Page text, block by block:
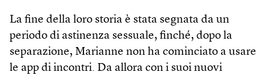
La fine della loro storia è stata segnata da un
periodo di astinenza sessuale, finché, dopo la
separazione, Marianne non ha cominciato a usare
le app di incontri. Da allora con i suoi nuovi